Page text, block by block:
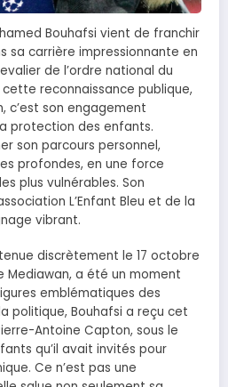
Bouhafsi vient de franchir
sa carrière impressionnante en
de l’ordre national du
reconnaissance publique,
c’est son engagement
protection des enfants.
son parcours personnel,
profondes, en une force
plus vulnérables. Son
L’Enfant Bleu et de la
vibrant.
discrètement le 17 octobre
Mediawan, a été un moment
emblématiques des
politique, Bouhafsi a reçu cet
Antoine Capton, sous le
qu’il avait invités pour
Ce n’est pas une